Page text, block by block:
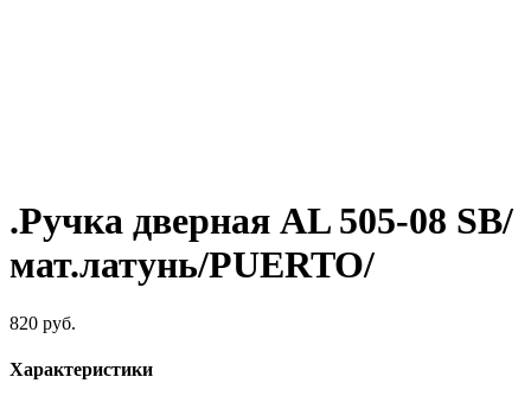
.Ручка дверная AL 505-08 SB/
мат.латунь/PUERTO/
820 руб.
Характеристики